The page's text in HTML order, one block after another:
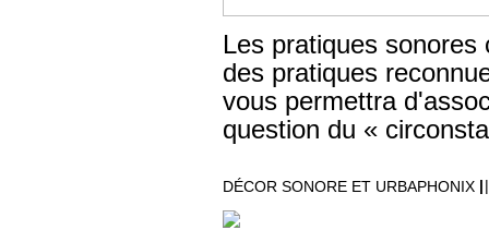
Les pratiques
des pratiques
vous permettra
question du «
DÉCOR SONORE ET URBAPHONIX ||